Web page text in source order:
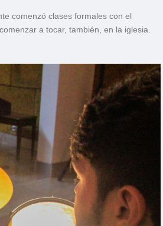
comenzó clases formales con el
a tocar, también, en la iglesia.